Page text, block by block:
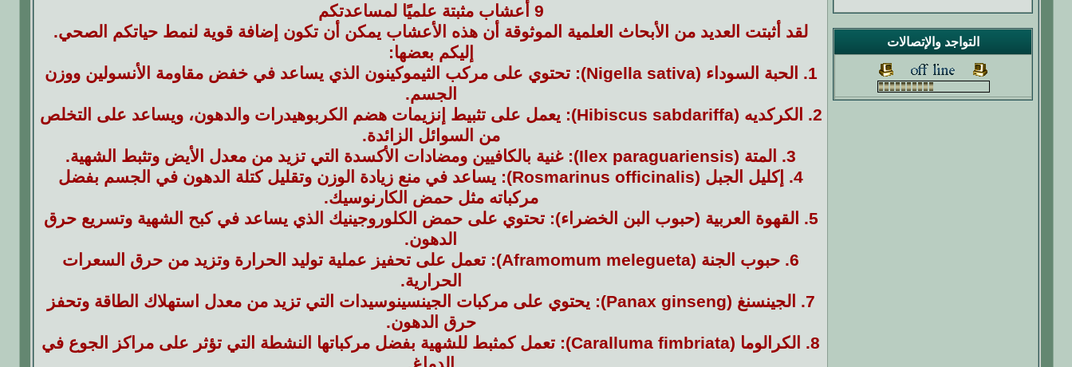
التواجد والإتصالات
9 أعشاب مثبتة علميًا لمساعدتكم
لقد أثبتت العديد من الأبحاث العلمية الموثوقة أن هذه الأعشاب يمكن أن تكون إضافة قوية لنمط حياتكم الصحي.
إليكم بعضها:
1.
الحبة السوداء (Nigella sativa):
تحتوي على مركب الثيموكينون الذي يساعد في خفض مقاومة الأنسولين ووزن
الجسم.
2.
الكركديه (Hibiscus sabdariffa):
يعمل على تثبيط إنزيمات هضم الكربوهيدرات والدهون، ويساعد على التخلص
من السوائل الزائدة.
3.
المتة (Ilex paraguariensis):
غنية بالكافيين ومضادات الأكسدة التي تزيد من معدل الأيض وتثبط الشهية.
4.
إكليل الجبل (Rosmarinus officinalis):
يساعد في منع زيادة الوزن وتقليل كتلة الدهون في الجسم بفضل
مركباته مثل حمض الكارنوسيك.
5.
القهوة العربية (حبوب البن الخضراء): تحتوي على حمض الكلوروجينيك الذي يساعد في كبح الشهية وتسريع حرق
الدهون.
6. حبوب الجنة (Aframomum melegueta):
تعمل على تحفيز عملية توليد الحرارة وتزيد من حرق السعرات
الحرارية.
7.
الجينسنغ (Panax ginseng):
يحتوي على مركبات الجينسينوسيدات التي تزيد من معدل استهلاك الطاقة وتحفز
حرق الدهون.
8.
الكرالوما (Caralluma fimbriata):
تعمل كمثبط للشهية بفضل مركباتها النشطة التي تؤثر على مراكز الجوع في